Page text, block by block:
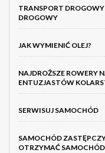
TRANSPORT
DROGOWY
JAK WYMIENIĆ OLEJ?
NAJDROŻSZE ROWERY
ENTUZJASTÓW
SERWISUJ SAMOCHÓD
SAMOCHÓD
OTRZYMAĆ